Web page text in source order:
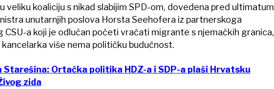
veliku koaliciju s nikad slabijim SPD-om, dovedena pred ultimatum
unutarnjih poslova Horsta Seehofera iz partnerskoga
CSU-a koji je odlučan početi vraćati migrante s njemačkih granica,
više nema političku budućnost.
Starešina: Ortačka politika HDZ-a i SDP-a plaši Hrvatsku
zida